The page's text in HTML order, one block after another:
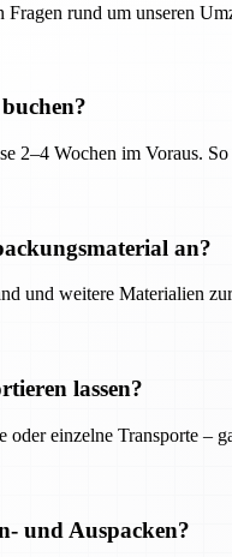
rund um unseren
2–4 Wochen im Voraus.
an?
und weitere Materialien
lassen?
einzelne Transporte –
und Auspacken?